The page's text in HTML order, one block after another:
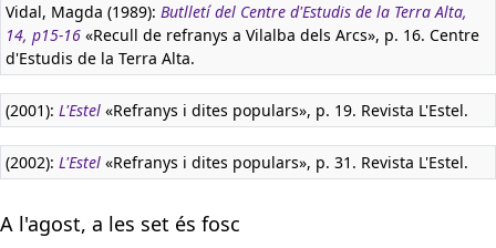
Vidal, Magda (1989): Butlletí del Centre d'Estudis de la Terra Alta,
14, p15-16 «Recull de refranys a Vilalba dels Arcs», p. 16. Centre
d'Estudis de la Terra Alta.
(2001): L'Estel «Refranys i dites populars», p. 19. Revista L'Estel.
(2002): L'Estel «Refranys i dites populars», p. 31. Revista L'Estel.
A l'agost, a les set és fosc